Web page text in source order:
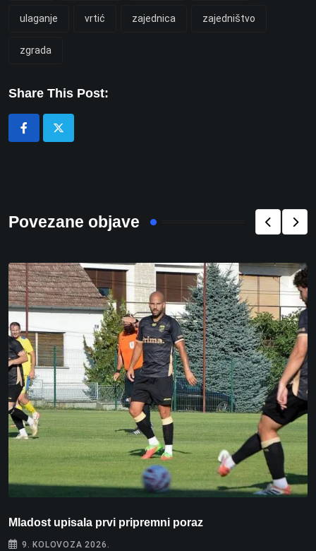
ulaganje vrtić zajednica zajedništvo
zgrada
Share This Post:
Povezane objave
Mladost upisala prvi pripremni poraz
9. KOLOVOZA 2026.